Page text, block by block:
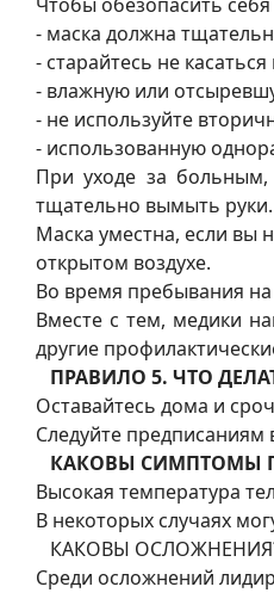
Чтобы обезопасить
- маска должна
- старайтесь не
- влажную или
- не используйте
- использованную
При уходе за больным,
тщательно вымыть руки.
Маска уместна, если вы
открытом воздухе.
Во время пребывания
Вместе с тем, медики
другие
ПРАВИЛО 5. ЧТО
Оставайтесь дома и
Следуйте
КАКОВЫ СИМПТОМЫ
Высокая температура
В некоторых случаях
КАКОВЫ
Среди осложнений